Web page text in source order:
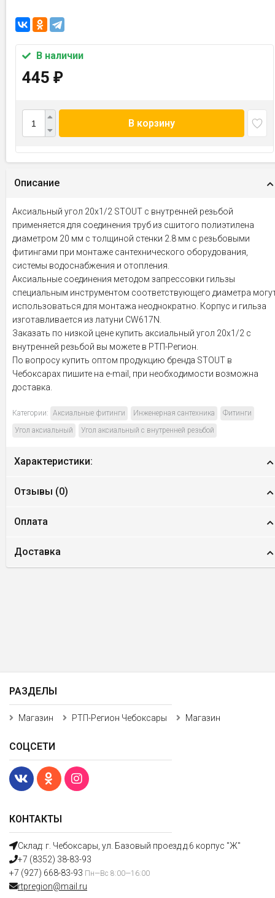
В наличии
445 ₽
В корзину
Описание
Аксиальный угол 20x1/2 STOUT с внутренней резьбой
применяется для соединения труб из сшитого полиэтилена
диаметром 20 мм с толщиной стенки 2.8 мм с резьбовыми
фитингами при монтаже сантехнического оборудования,
системы водоснабжения и отопления.
Аксиальные соединения методом запрессовки гильзы
специальным инструментом соответствующего диаметра
использоваться для монтажа неоднократно. Корпус и гильза
изготавливается из латуни CW617N.
Заказать по низкой цене купить аксиальный угол 20x1/2 с
внутренней резьбой вы можете в РТП-Регион.
По вопросу купить оптом продукцию бренда STOUT в
Чебоксарах пишите на e-mail, при необходимости возможна
доставка.
Категории: Аксиальные фитинги Инженерная сантехника
Фитинги
Угол аксиальный
Угол аксиальный с внутренней резьбой
Характеристики:
Отзывы (0)
Оплата
Доставка
КОНТАКТЫ
Склад: г. Чебоксары, ул. Базовый проезд д.6 корпус "Ж"
+7 (8352) 38-83-93
+7 (927) 668-83-93 Пн—Вс 8:00—16:00
rtpregion@mail.ru
РАЗДЕЛЫ
Магазин РТП-Регион Чебоксары Магазин
СОЦСЕТИ